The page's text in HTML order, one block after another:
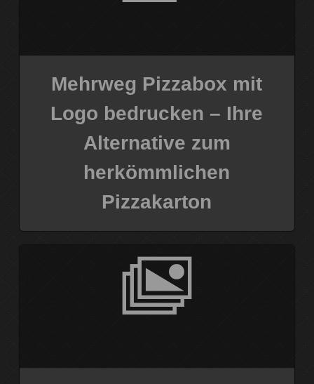
Mehrweg Pizzabox mit
Logo bedrucken – Ihre
Alternative zum
herkömmlichen
Pizzakarton